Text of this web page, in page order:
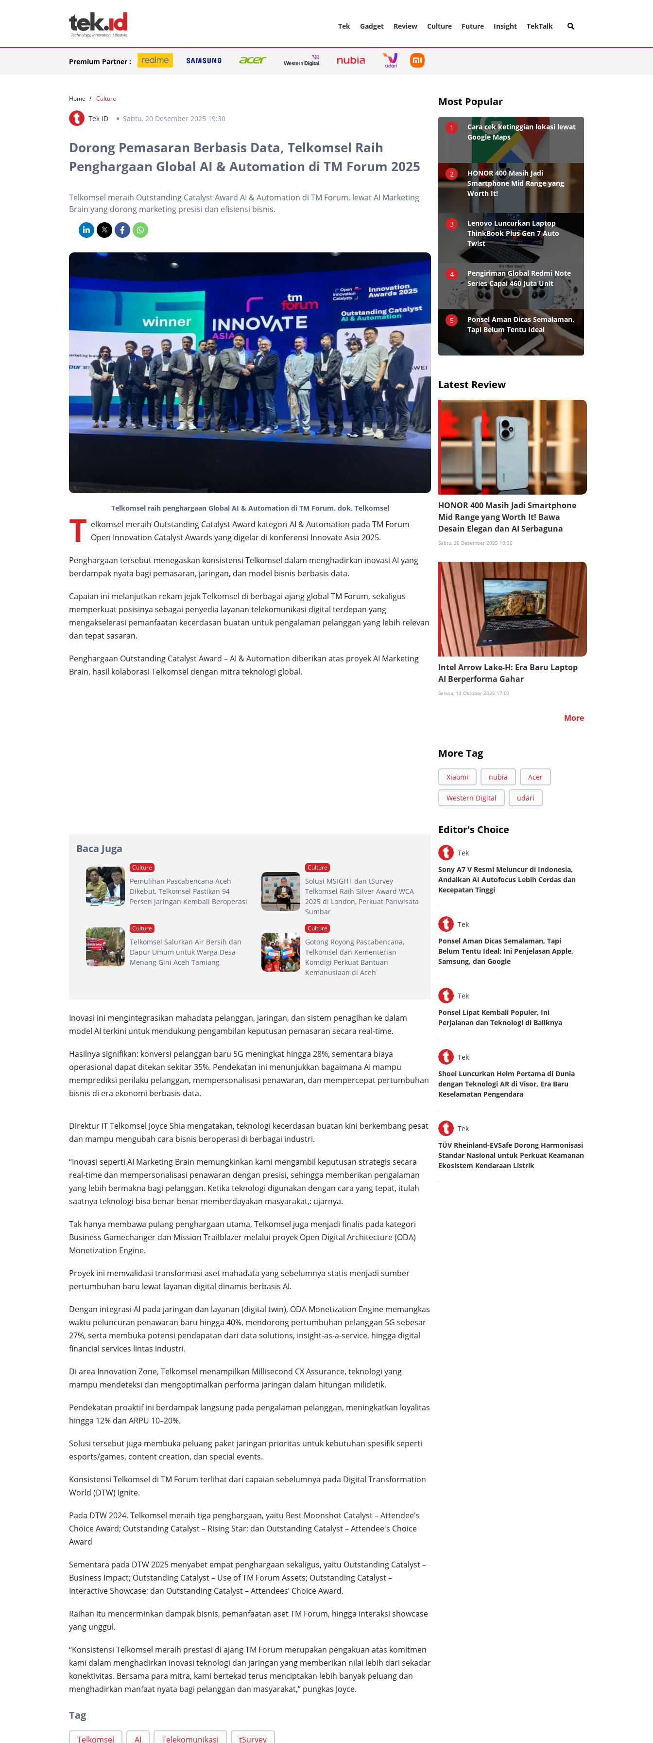
Tek Gadget Review Culture Future Insight TekTalk
Premium Partner :
Home Culture
Tek ID Sabtu, 20 Desember 2025 19:30
Dorong Pemasaran Berbasis Data, Telkomsel Raih
Penghargaan Global AI & Automation di TM Forum 2025
Telkomsel meraih Outstanding Catalyst Award AI & Automation di TM Forum, lewat AI Marketing
Brain yang dorong marketing presisi dan efisiensi bisnis.
Telkomsel raih penghargaan Global AI & Automation di TM Forum. dok. Telkomsel
T elkomsel meraih Outstanding Catalyst Award kategori AI & Automation pada TM Forum
Open Innovation Catalyst Awards yang digelar di konferensi Innovate Asia 2025.
Penghargaan tersebut menegaskan konsistensi Telkomsel dalam menghadirkan inovasi AI yang
berdampak nyata bagi pemasaran, jaringan, dan model bisnis berbasis data.
Capaian ini melanjutkan rekam jejak Telkomsel di berbagai ajang global TM Forum, sekaligus
memperkuat posisinya sebagai penyedia layanan telekomunikasi digital terdepan yang
mengakselerasi pemanfaatan kecerdasan buatan untuk pengalaman pelanggan yang lebih relevan
dan tepat sasaran.
Penghargaan Outstanding Catalyst Award – AI & Automation diberikan atas proyek AI Marketing
Brain, hasil kolaborasi Telkomsel dengan mitra teknologi global.
Baca Juga
Culture
Pemulihan Pascabencana Aceh
Dikebut, Telkomsel Pastikan 94
Persen Jaringan Kembali Beroperasi
Culture
Solusi MSIGHT dan tSurvey
Telkomsel Raih Silver Award WCA
2025 di London, Perkuat Pariwisata
Sumbar
Culture
Telkomsel Salurkan Air Bersih dan
Dapur Umum untuk Warga Desa
Menang Gini Aceh Tamiang
Culture
Gotong Royong Pascabencana,
Telkomsel dan Kementerian
Komdigi Perkuat Bantuan
Kemanusiaan di Aceh
Inovasi ini mengintegrasikan mahadata pelanggan, jaringan, dan sistem penagihan ke dalam
model AI terkini untuk mendukung pengambilan keputusan pemasaran secara real-time.
Hasilnya signifikan: konversi pelanggan baru 5G meningkat hingga 28%, sementara biaya
operasional dapat ditekan sekitar 35%. Pendekatan ini menunjukkan bagaimana AI mampu
memprediksi perilaku pelanggan, mempersonalisasi penawaran, dan mempercepat pertumbuhan
bisnis di era ekonomi berbasis data.
Direktur IT Telkomsel Joyce Shia mengatakan, teknologi kecerdasan buatan kini berkembang pesat
dan mampu mengubah cara bisnis beroperasi di berbagai industri.
“Inovasi seperti AI Marketing Brain memungkinkan kami mengambil keputusan strategis secara
real-time dan mempersonalisasi penawaran dengan presisi, sehingga memberikan pengalaman
yang lebih bermakna bagi pelanggan. Ketika teknologi digunakan dengan cara yang tepat, itulah
saatnya teknologi bisa benar-benar memberdayakan masyarakat,: ujarnya.
Tak hanya membawa pulang penghargaan utama, Telkomsel juga menjadi finalis pada kategori
Business Gamechanger dan Mission Trailblazer melalui proyek Open Digital Architecture (ODA)
Monetization Engine.
Proyek ini memvalidasi transformasi aset mahadata yang sebelumnya statis menjadi sumber
pertumbuhan baru lewat layanan digital dinamis berbasis AI.
Dengan integrasi AI pada jaringan dan layanan (digital twin), ODA Monetization Engine memangkas
waktu peluncuran penawaran baru hingga 40%, mendorong pertumbuhan pelanggan 5G sebesar
27%, serta membuka potensi pendapatan dari data solutions, insight-as-a-service, hingga digital
financial services lintas industri.
Di area Innovation Zone, Telkomsel menampilkan Millisecond CX Assurance, teknologi yang
mampu mendeteksi dan mengoptimalkan performa jaringan dalam hitungan milidetik.
Pendekatan proaktif ini berdampak langsung pada pengalaman pelanggan, meningkatkan loyalitas
hingga 12% dan ARPU 10–20%.
Solusi tersebut juga membuka peluang paket jaringan prioritas untuk kebutuhan spesifik seperti
esports/games, content creation, dan special events.
Konsistensi Telkomsel di TM Forum terlihat dari capaian sebelumnya pada Digital Transformation
World (DTW) Ignite.
Pada DTW 2024, Telkomsel meraih tiga penghargaan, yaitu Best Moonshot Catalyst – Attendee's
Choice Award; Outstanding Catalyst – Rising Star; dan ⁠Outstanding Catalyst – Attendee's Choice
Award
Sementara pada DTW 2025 menyabet empat penghargaan sekaligus, yaitu Outstanding Catalyst –
Business Impact; Outstanding Catalyst – Use of TM Forum Assets; Outstanding Catalyst –
Interactive Showcase; dan Outstanding Catalyst – Attendees’ Choice Award.
Raihan itu mencerminkan dampak bisnis, pemanfaatan aset TM Forum, hingga interaksi showcase
yang unggul.
“Konsistensi Telkomsel meraih prestasi di ajang TM Forum merupakan pengakuan atas komitmen
kami dalam menghadirkan inovasi teknologi dan jaringan yang memberikan nilai lebih dari sekadar
konektivitas. Bersama para mitra, kami bertekad terus menciptakan lebih banyak peluang dan
menghadirkan manfaat nyata bagi pelanggan dan masyarakat,” pungkas Joyce.
Tag
Telkomsel AI Telekomunikasi tSurvey
Most Popular
1
Cara cek ketinggian lokasi lewat
Google Maps
2
HONOR 400 Masih Jadi
Smartphone Mid Range yang
Worth It!
3
Lenovo Luncurkan Laptop
ThinkBook Plus Gen 7 Auto
Twist
4
Pengiriman Global Redmi Note
Series Capai 460 Juta Unit
5
Ponsel Aman Dicas Semalaman,
Tapi Belum Tentu Ideal
Latest Review
HONOR 400 Masih Jadi Smartphone
Mid Range yang Worth It! Bawa
Desain Elegan dan AI Serbaguna
Sabtu, 20 Desember 2025 10:30
Intel Arrow Lake-H: Era Baru Laptop
AI Berperforma Gahar
Selasa, 14 Oktober 2025 17:03
More
More Tag
Xiaomi nubia Acer
Western Digital udari
Editor's Choice
Tek
Sony A7 V Resmi Meluncur di Indonesia,
Andalkan AI Autofocus Lebih Cerdas dan
Kecepatan Tinggi
.
Tek
Ponsel Aman Dicas Semalaman, Tapi
Belum Tentu Ideal: Ini Penjelasan Apple,
Samsung, dan Google
.
Tek
Ponsel Lipat Kembali Populer, Ini
Perjalanan dan Teknologi di Baliknya
.
Tek
Shoei Luncurkan Helm Pertama di Dunia
dengan Teknologi AR di Visor, Era Baru
Keselamatan Pengendara
.
Tek
TÜV Rheinland-EVSafe Dorong Harmonisasi
Standar Nasional untuk Perkuat Keamanan
Ekosistem Kendaraan Listrik
.